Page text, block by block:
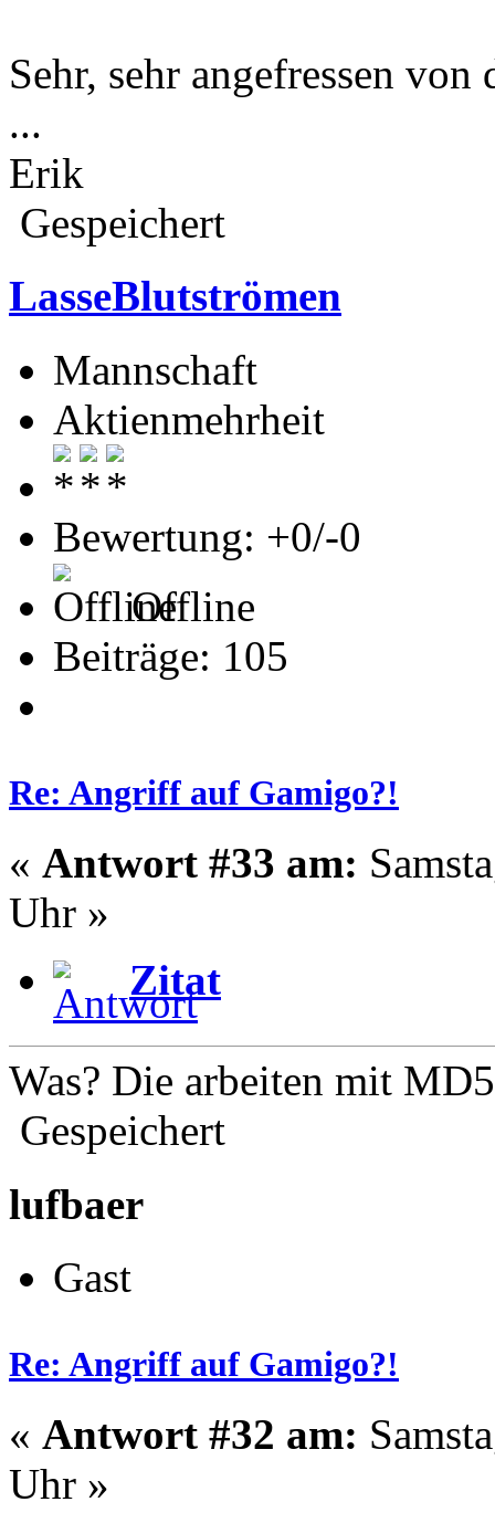
Sehr, sehr angefressen
...
Erik
Gespeichert
LasseBlutströmen
Mannschaft
Aktienmehrheit
Bewertung: +0/-0
Offline
Beiträge: 105
Re: Angriff auf Gamigo?!
« Antwort #33 am:
Uhr »
Zitat
Was? Die arbeiten mit
Gespeichert
lufbaer
Gast
Re: Angriff auf Gamigo?!
« Antwort #32 am:
Uhr »